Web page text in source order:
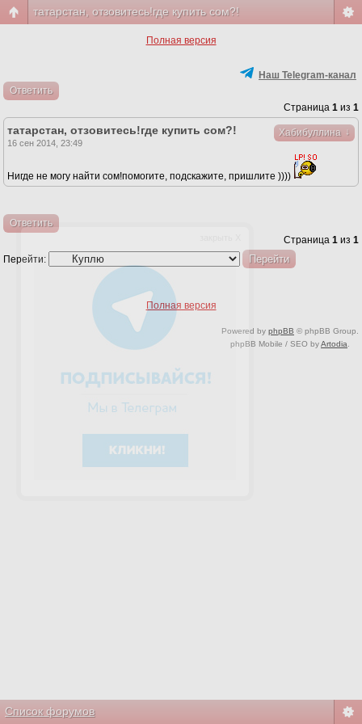
татарстан, отзовитесь!где купить сом?!
Полная версия
Наш Telegram-канал
Ответить
Страница 1 из 1
Хабибуллина ↓
татарстан, отзовитесь!где купить сом?!
16 сен 2014, 23:49
Нигде не могу найти сом!помогите, подскажите, пришлите ))))
Ответить
Страница 1 из 1
Перейти:
Полная версия
Powered by phpBB © phpBB Group.
phpBB Mobile / SEO byArtodia
Список форумов